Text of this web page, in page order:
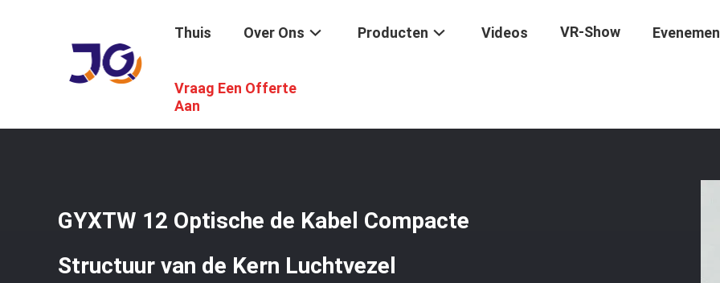
Thuis Over Ons Producten Videos VR-Show
Vraag Een Offerte
Aan
Thuis Producten Luchtvezel Optische Kabel
GYXTW 12 Optische de Kabel Compacte
Structuur van de Kern Luchtvezel